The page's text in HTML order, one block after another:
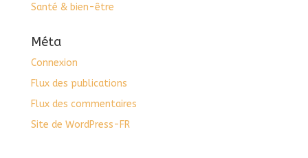
Santé & bien-être
Méta
Connexion
Flux des publications
Flux des commentaires
Site de WordPress-FR